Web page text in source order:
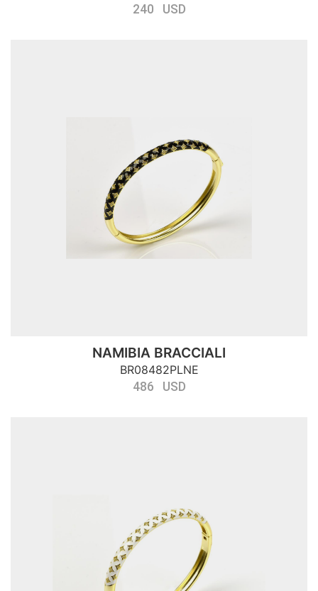
240 USD
NAMIBIA BRACCIALI
BR08482PLNE
486 USD